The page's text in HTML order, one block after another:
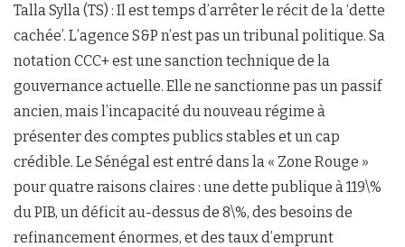
Talla Sylla (TS) : Il est temps d’arrêter le récit de la ‘dette
cachée’. L’agence S&P n’est pas un tribunal politique. Sa
notation CCC+ est une sanction technique de la
gouvernance actuelle. Elle ne sanctionne pas un passif
ancien, mais l’incapacité du nouveau régime à
présenter des comptes publics stables et un cap
crédible. Le Sénégal est entré dans la « Zone Rouge »
pour quatre raisons claires : une dette publique à 119\%
du PIB, un déficit au-dessus de 8\%, des besoins de
refinancement énormes, et des taux d’emprunt